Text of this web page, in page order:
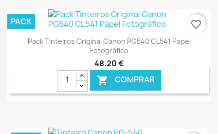
Pack Tinteiros Original Canon PG540 CL541 Papel
Fotográfico
48,20 €
 COMPRAR
PACK favorite_border